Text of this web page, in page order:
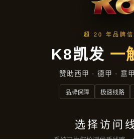
首页 新闻看